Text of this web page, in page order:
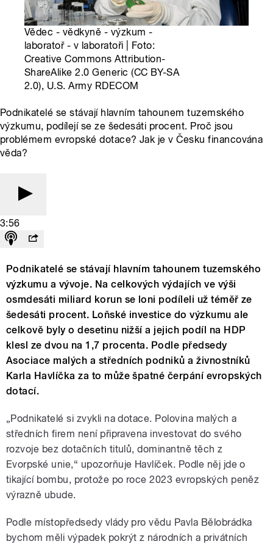
Vědec - vědkyně - výzkum -
laboratoř - v laboratoři | Foto:
Creative Commons Attribution-
ShareAlike 2.0 Generic (CC BY-SA
2.0), U.S. Army RDECOM
Podnikatelé se stávají hlavním tahounem tuzemského
výzkumu, podílejí se ze šedesáti procent. Proč jsou
problémem evropské dotace? Jak je v Česku financována
věda?
3:56
Podnikatelé se stávají hlavním tahounem tuzemského
výzkumu a vývoje. Na celkových výdajích ve výši
osmdesáti miliard korun se loni podíleli už téměř ze
šedesáti procent. Loňské investice do výzkumu ale
celkově byly o desetinu nižší a jejich podíl na HDP
klesl ze dvou na 1,7 procenta. Podle předsedy
Asociace malých a středních podniků a živnostníků
Karla Havlíčka za to může špatné čerpání evropských
dotací.
„Podnikatelé si zvykli na dotace. Polovina malých a
středních firem není připravena investovat do svého
rozvoje bez dotačních titulů, dominantně těch z
Evorpské unie,“ upozorňuje Havlíček. Podle něj jde o
tikající bombu, protože po roce 2023 evropských peněz
výrazně ubude.
Podle místopředsedy vlády pro vědu Pavla Bělobrádka
bychom měli výpadek pokrýt z národních a privátních